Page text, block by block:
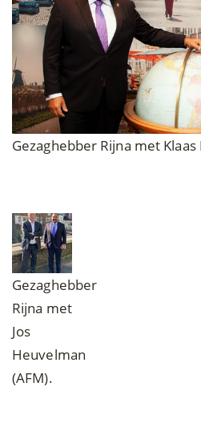
Gezaghebber Rijna met Klaas
Gezaghebber
Rijna met
Jos
Heuvelman
(AFM).